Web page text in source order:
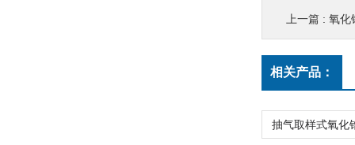
上一篇 : 氧化
相关产品：